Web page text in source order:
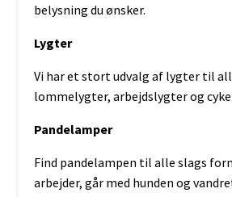
belysning du ønsker.
Lygter
Vi har et stort udvalg af lygter til
lommelygter, arbejdslygter og
Pandelamper
Find pandelampen til alle slags
arbejder, går med hunden og